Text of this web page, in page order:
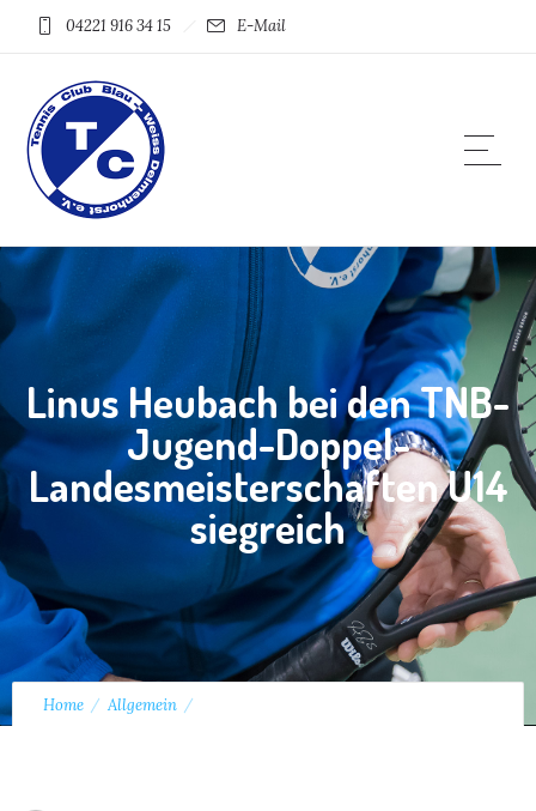
04221 916 34 15 E-Mail
Linus Heubach bei den TNB-
Jugend-Doppel-
Landesmeisterschaften U14
siegreich
Home Allgemein